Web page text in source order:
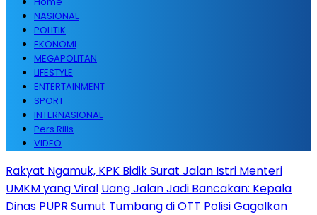
NASIONAL
POLITIK
EKONOMI
MEGAPOLITAN
LIFESTYLE
ENTERTAINMENT
SPORT
INTERNASIONAL
Pers Rilis
VIDEO
Rakyat Ngamuk, KPK Bidik Surat Jalan Istri Menteri
UMKM yang Viral Uang Jalan Jadi Bancakan: Kepala
Dinas PUPR Sumut Tumbang di OTT Polisi Gagalkan